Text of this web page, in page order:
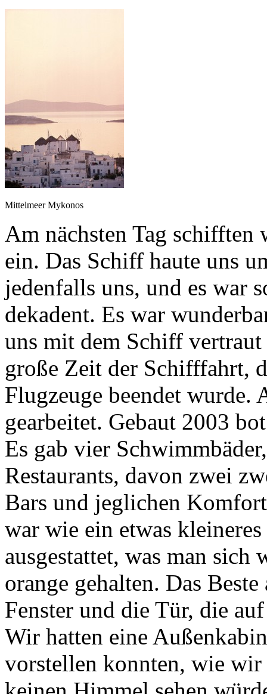
Mittelmeer Mykonos
Am nächsten Tag
ein. Das Schiff haute uns
jedenfalls uns, und es war
dekadent. Es war
uns mit dem Schiff vertraut
große Zeit der Schifffahrt,
Flugzeuge beendet
gearbeitet. Gebaut 2003
Es gab vier
Restaurants, davon zwei
Bars und jeglichen
war wie ein etwas
ausgestattet, was man
orange gehalten. Das
Fenster und die Tür, die
Wir hatten eine
vorstellen konnten, wie wir